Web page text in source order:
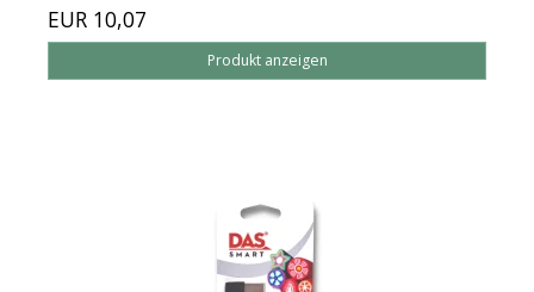
EUR 10,07
Produkt anzeigen